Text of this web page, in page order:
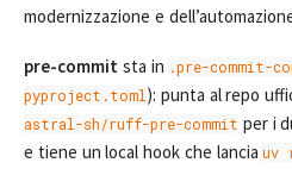
modernizzazione e
pre-commit sta in .pre-commit-
pyproject.toml ): punta al repo
astral-sh/ruff-pre-commit per i
e tiene un local hook che lanciauv